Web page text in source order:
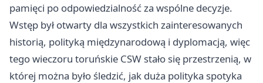
pamięci po odpowiedzialność za wspólne decyzje.
Wstęp był otwarty dla wszystkich zainteresowanych
historią, polityką międzynarodową i dyplomacją, więc
tego wieczoru toruńskie CSW stało się przestrzenią, w
której można było śledzić, jak duża polityka spotyka